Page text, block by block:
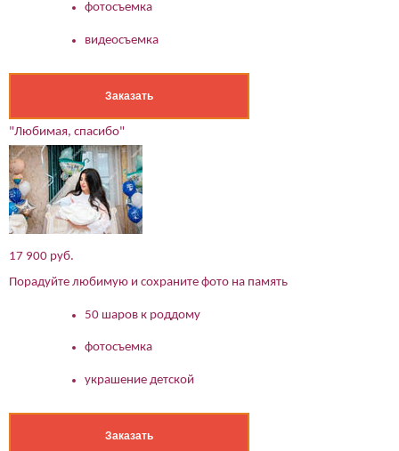
фотосъемка
видеосъемка
Заказать
"Любимая, спасибо"
17 900 руб.
Порадуйте любимую и сохраните фото на память
50 шаров к роддому
фотосъемка
украшение детской
Заказать